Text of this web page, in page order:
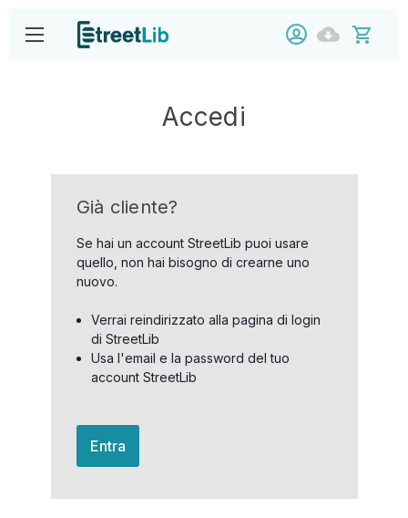
Accedi
Già cliente?
Se hai un account StreetLib puoi usare
quello, non hai bisogno di crearne uno
nuovo.
Verrai reindirizzato alla pagina di login
di StreetLib
Usa l'email e la password del tuo
account StreetLib
Entra